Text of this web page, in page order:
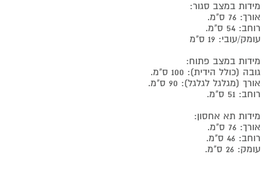
מידות במצב סגור:
אורך: 76 ס"מ.
רוחב: 54 ס"מ.
עומק/עובי: 19 ס"מ
מידות במצב פתוח:
גובה (כולל הידית): 100 ס"מ.
אורך (מגלגל לגלגל): 90 ס"מ.
רוחב: 51 ס"מ.
מידות תא אחסון:
אורך: 76 ס"מ.
רוחב: 46 ס"מ.
עומק: 26 ס"מ.